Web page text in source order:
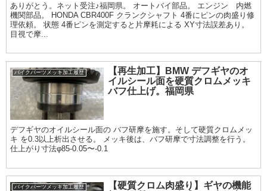
ありがとう。ネット受注♪福岡県。 オートバイ部品。 エンジン 内燃
機関部品。 HONDA CBR400F クランクシャフト 4番にピンの肉盛り修
理依頼。 状態 4番ピンを測定すると片摩耗による XY寸法誤差あり。
目視で摩...
バイクパーツメッキ加工履歴
【再生加工】BMW デフギヤのオ
イルシール面を硬質クロムメッキ
バフ仕上げ。福岡県
デフギヤのオイルシール面の バフ研摩を施す。そして硬質クロムメッ
キ を0.3以上析出させる。 メッキ後は、バフ研摩で寸法調整を行う。
仕上がり寸法φ85-0.05〜-0.1
バイクパーツメッキ加工履歴
【硬質クロム肉盛り】ギヤの機能